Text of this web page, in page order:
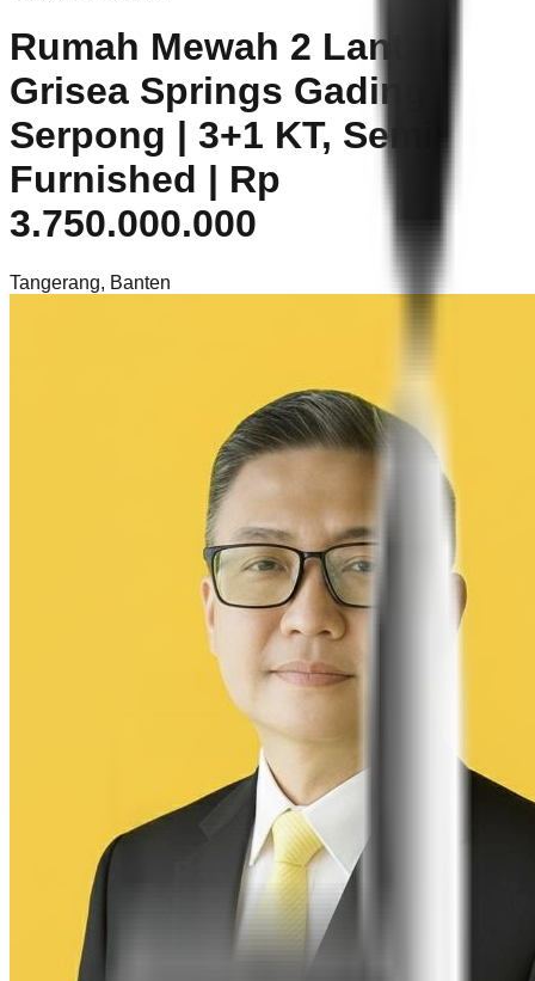
Rumah Mewah 2 Lantai
Grisea Springs Gading
Serpong | 3+1 KT, Semi
Furnished | Rp
3.750.000.000
Tangerang, Banten